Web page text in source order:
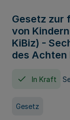
Gesetz zur
von
KiBiz) -
des Achten
In Kraft
Gesetz